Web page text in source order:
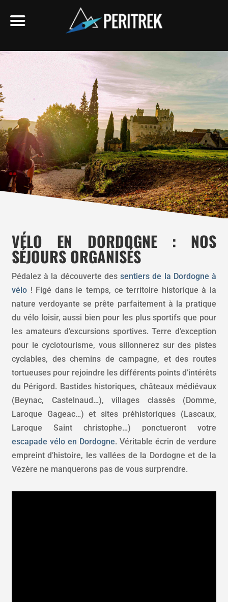
VÉLO EN DORDOGNE : NOS
SÉJOURS ORGANISÉS
Pédalez à la découverte dessentiers de la Dordogne à
vélo ! Figé dans le temps, ce territoire historique à la
nature verdoyante se prête parfaitement à la pratique
du vélo loisir, aussi bien pour les plus sportifs que pour
les amateurs d’excursions sportives. Terre d’exception
pour le cyclotourisme, vous sillonnerez sur des pistes
cyclables, des chemins de campagne, et des routes
tortueuses pour rejoindre les différents points d’intérêts
du Périgord. Bastides historiques, châteaux médiévaux
(Beynac, Castelnaud…), villages classés (Domme,
Laroque Gageac…) et sites préhistoriques (Lascaux,
Laroque Saint christophe…) ponctueront votre
escapade vélo en Dordogne. Véritable écrin de verdure
empreint d’histoire, les vallées de la Dordogne et de la
Vézère ne manquerons pas de vous surprendre.